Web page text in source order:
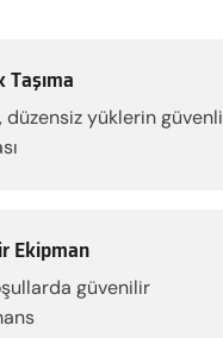
Taşıma
düzensiz yüklerin güvenli
Ekipman
güvenilir